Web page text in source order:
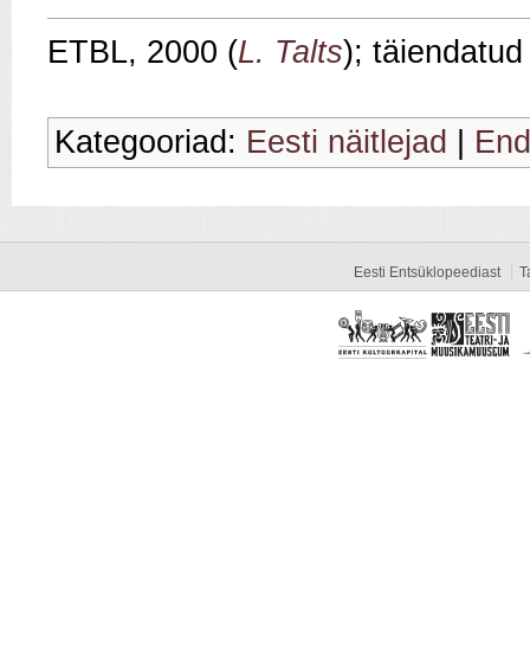
ETBL, 2000 (L. Talts);
Kategooriad: Eesti näitlejad
Eesti Entsüklopeediast